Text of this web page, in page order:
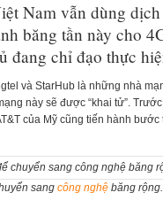
Nam vẫn dùng
băng tần này cho
đang chỉ đạo thực
và StarHub là những nhà
này sẽ được “khai tử”.
của Mỹ cũng tiến hành
sang công nghệ băng rộng.